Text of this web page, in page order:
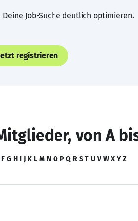
Job-Suche deutlich optimieren.
registrieren
von A
F G H I J K L M N O P Q R S T U V W X Y Z